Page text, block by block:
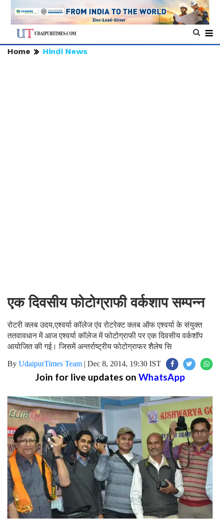
Home Hindi News
एक दिवसीय फोटोग्राफी वर्कशाप सम्पन्न
रोटरी क्लब उदय,एश्वर्या कॉलेज एंव रोटरेक्ट क्लब ऑफ एश्वर्या के संयुक्त
ततवावधान में आज एश्वर्या कॉलेज में फोटोग्राफी पर एक दिवसीय वर्कशॉप
आयोजित की गई। जिसमें अन्तर्राष्ट्रीय फोटोग्राफर शैलेष सि
By UdaipurTimes Team | Dec 8, 2014, 19:30 IST
Join for live updates on WhatsApp